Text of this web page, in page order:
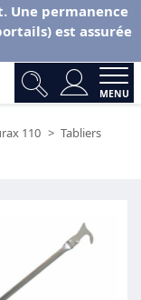
Une permanence
est assurée
MENU
110
Tabliers